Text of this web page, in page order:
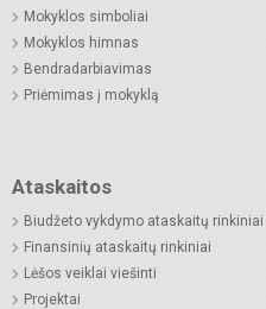
Mokyklos simboliai
Mokyklos himnas
Bendradarbiavimas
Priėmimas į mokyklą
Ataskaitos
Biudžeto vykdymo ataskaitų rinkiniai
Finansinių ataskaitų rinkiniai
Lėšos veiklai viešinti
Projektai